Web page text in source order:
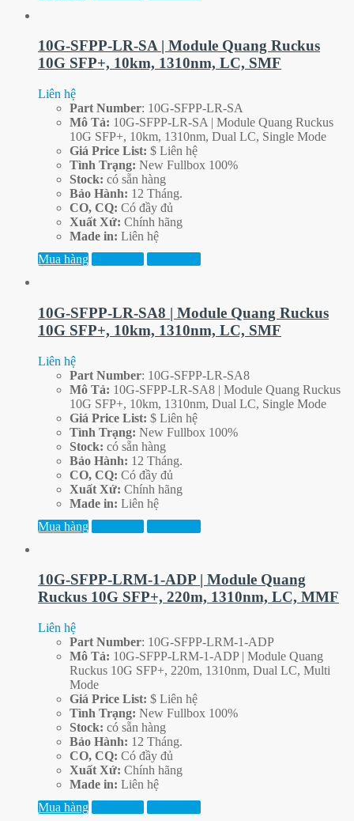
10G-SFPP-LR-SA | Module Quang Ruckus
10G SFP+, 10km, 1310nm, LC, SMF
Liên hệ
Part Number: 10G-SFPP-LR-SA
Mô Tả: 10G-SFPP-LR-SA | Module Quang Ruckus
10G SFP+, 10km, 1310nm, Dual LC, Single Mode
Giá Price List: $ Liên hệ
Tình Trạng: New Fullbox 100%
Stock: có sẵn hàng
Bảo Hành: 12 Tháng.
CO, CQ: Có đầy đủ
Xuất Xứ: Chính hãng
Made in: Liên hệ
Mua hàng
10G-SFPP-LR-SA8 | Module Quang Ruckus
10G SFP+, 10km, 1310nm, LC, SMF
Liên hệ
Part Number: 10G-SFPP-LR-SA8
Mô Tả: 10G-SFPP-LR-SA8 | Module Quang Ruckus
10G SFP+, 10km, 1310nm, Dual LC, Single Mode
Giá Price List: $ Liên hệ
Tình Trạng: New Fullbox 100%
Stock: có sẵn hàng
Bảo Hành: 12 Tháng.
CO, CQ: Có đầy đủ
Xuất Xứ: Chính hãng
Made in: Liên hệ
Mua hàng
10G-SFPP-LRM-1-ADP | Module Quang
Ruckus 10G SFP+, 220m, 1310nm, LC, MMF
Liên hệ
Part Number: 10G-SFPP-LRM-1-ADP
Mô Tả: 10G-SFPP-LRM-1-ADP | Module Quang
Ruckus 10G SFP+, 220m, 1310nm, Dual LC, Multi
Mode
Giá Price List: $ Liên hệ
Tình Trạng: New Fullbox 100%
Stock: có sẵn hàng
Bảo Hành: 12 Tháng.
CO, CQ: Có đầy đủ
Xuất Xứ: Chính hãng
Made in: Liên hệ
Mua hàng